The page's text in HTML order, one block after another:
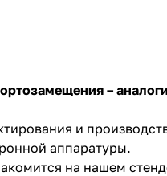
–
и
аппаратуры.
на нашем